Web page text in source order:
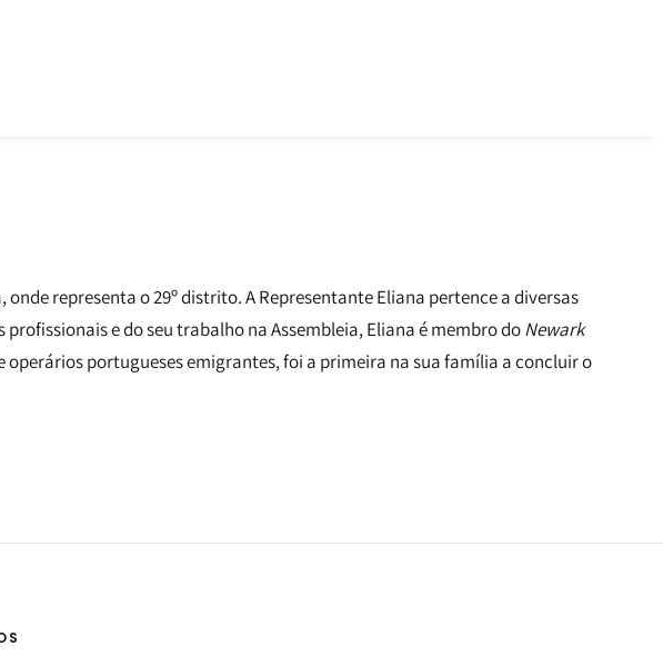
representa o 29º distrito. A Representante Eliana pertence a diversas
e do seu trabalho na Assembleia, Eliana é membro doNewark
portugueses emigrantes, foi a primeira na sua família a concluir o